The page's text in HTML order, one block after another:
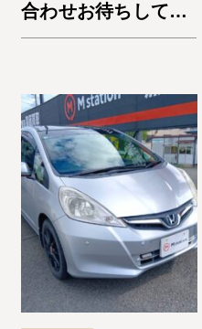
合わせお待ちしてお
ります！✩